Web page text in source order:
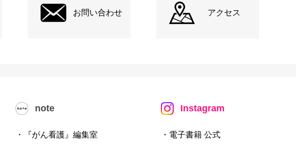
お問い合わせ アクセス
note
・『がん看護』編集室
Instagram
・電子書籍 公式